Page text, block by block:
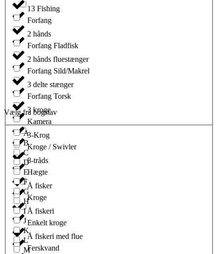
Forfang
Forfang Fladfisk
Forfang Sild/Makrel
Forfang Torsk
Kamera
Kroge / Swivler
Hægte
Kroge
Enkelt kroge
Ferskvand
13 Fishing
2 hånds
2 hånds fluestænger
3 delte stænger
3 kroge
3-Krog
8-tråds
Å fisker
Å fiskeri
Å fiskeri med flue
Vælg fra bogstav
A
B
C
D
E
F
G
H
I
J
K
L
M